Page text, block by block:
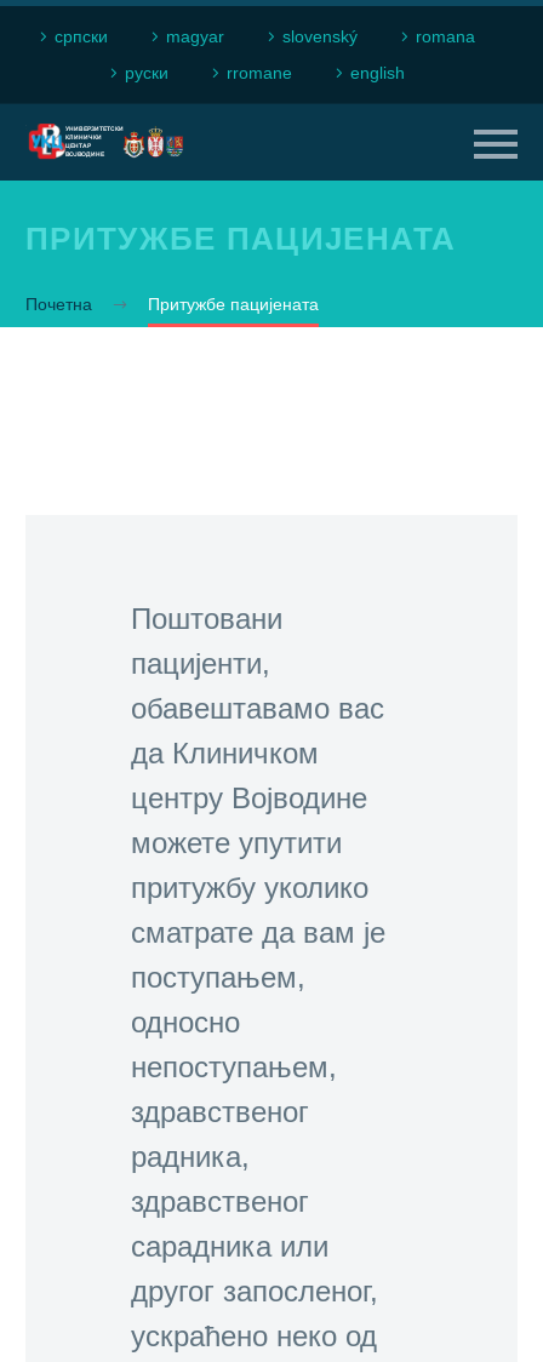
српски magyar slovenský
romana
рyски
rromane english
ПРИТУЖБЕ ПАЦИЈЕНАТА
Почетна Притужбе пацијената
Поштовани
пацијенти,
обавештавамо вас
да Клиничком
центру Војводине
можете упутити
притужбу уколико
сматрате да вам је
поступањем,
односно
непоступањем,
здравственог
радника,
здравственог
сарадника или
другог запосленог,
ускраћено неко од